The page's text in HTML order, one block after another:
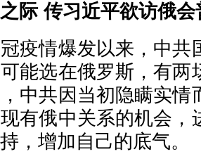
际 传习近平欲访俄
疫情爆发以来，中共
能选在俄罗斯，有两
中共因当初隐瞒实情
有俄中关系的机会，
，增加自己的底气。